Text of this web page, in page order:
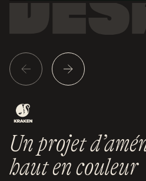
Un projet
haut en couleur